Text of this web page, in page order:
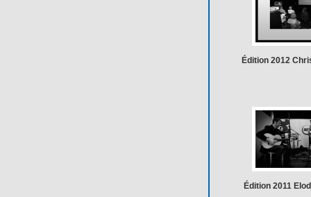
Édition 2012
Édition 2011